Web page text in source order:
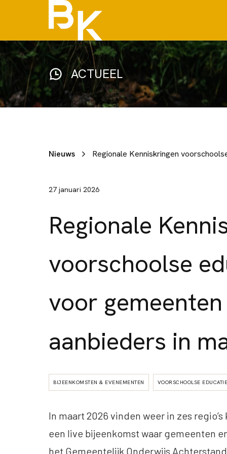
ACTUEEL
Nieuws Regionale Kenniskringen
27 januari 2026
Regionale
voorschoolse
voor
aanbieders in
BIJEENKOMSTEN & EVENEMENTEN VOORSCHOOLSE EDUCATIE
In maart 2026 vinden weer in zes
een live bijeenkomst waar gemeenten
het Gemeentelijk Onderwijs